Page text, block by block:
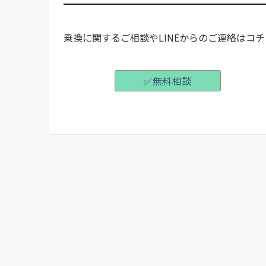
乗換に関するご相談やLINEからのご連絡はコ
✅️無料相談